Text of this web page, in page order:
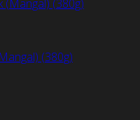
(380g)